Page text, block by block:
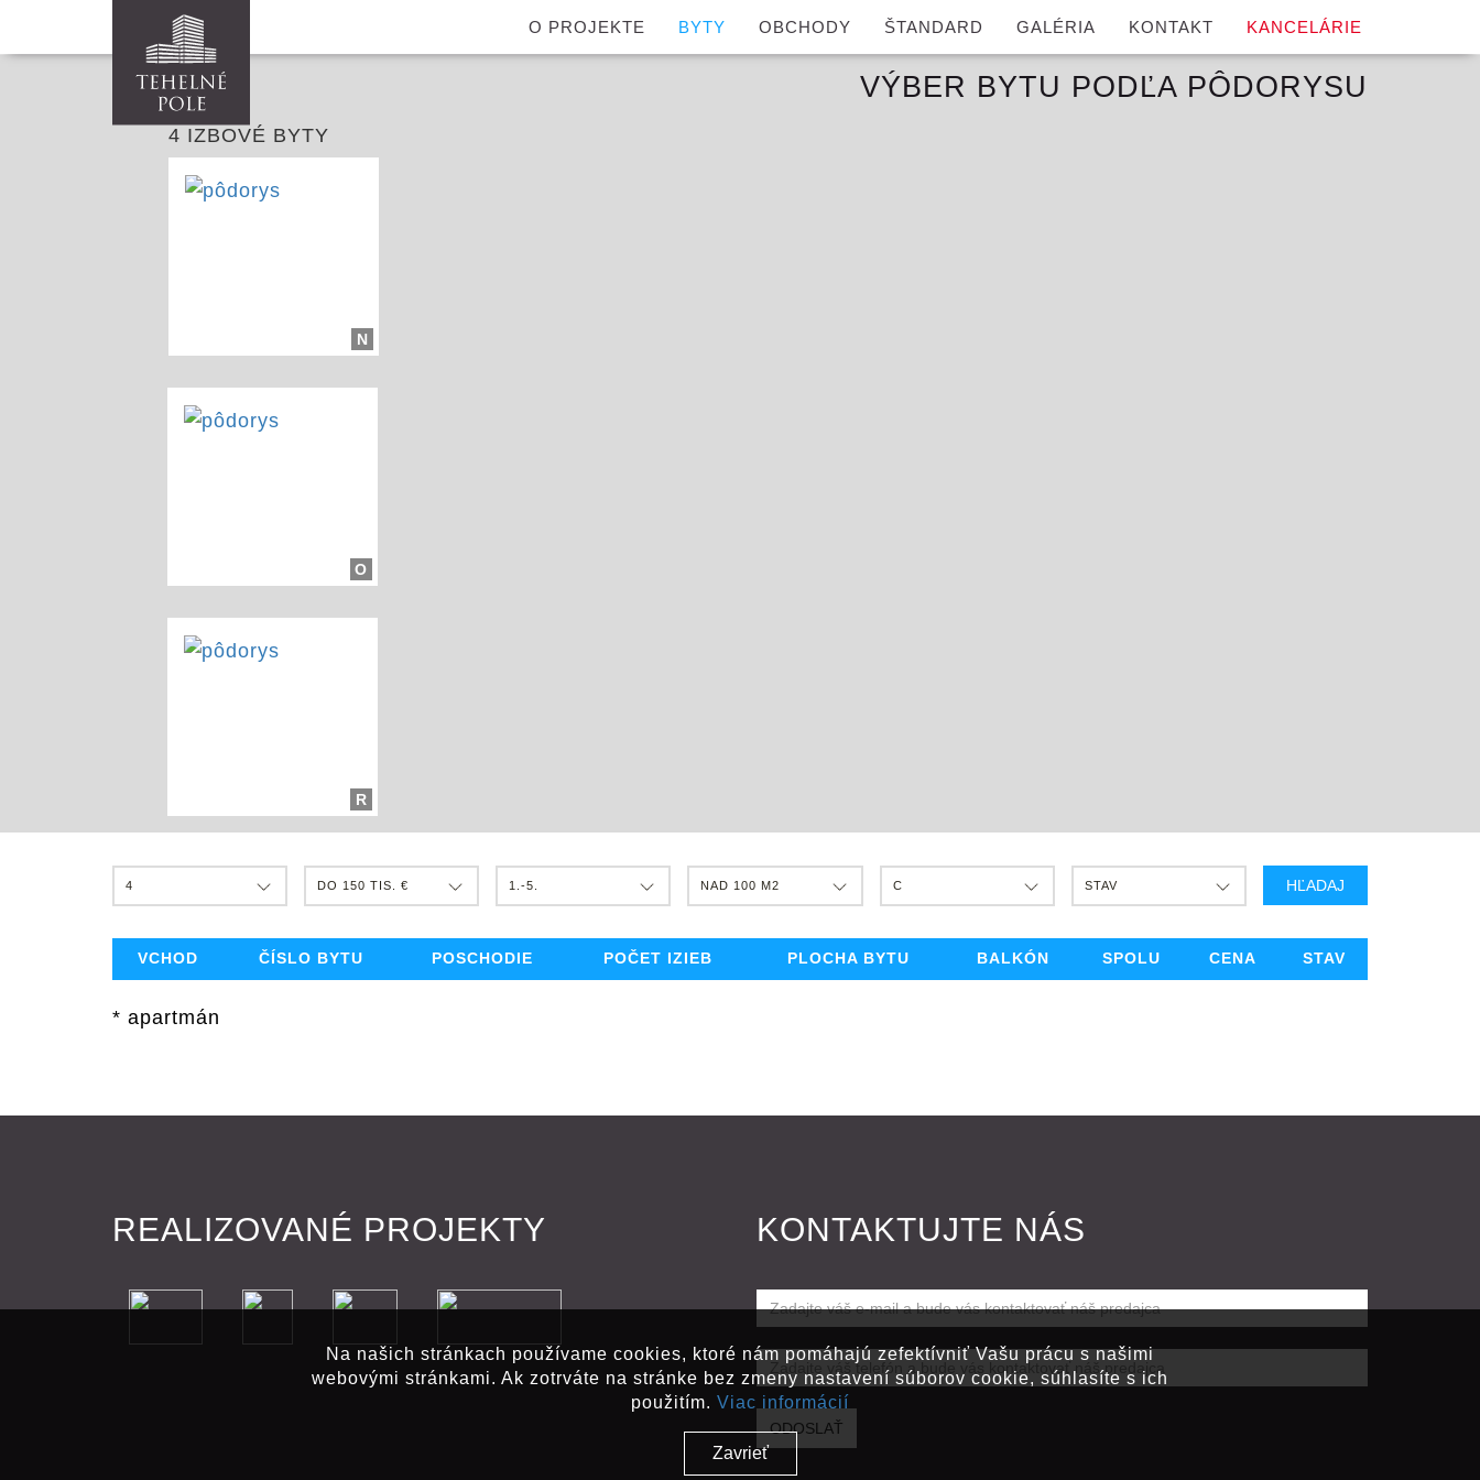
O PROJEKTE BYTY OBCHODY ŠTANDARD GALÉRIA KONTAKT KANCELÁRIE
VÝBER BYTU PODĽA PÔDORYSU
4 IZBOVÉ BYTY
N
O
R
4 DO 150 TIS. € 1.-5. NAD 100 M2 C STAV HĽADAJ
VCHOD ČÍSLO BYTU POSCHODIE POČET IZIEB PLOCHA BYTU BALKÓN SPOLU CENA STAV
* apartmán
REALIZOVANÉ PROJEKTY KONTAKTUJTE NÁS
Zadajte
e-
mail
a
bude
Zadajte
váš
telefón
a
ODOSLAŤ
Na našich stránkach používame cookies, ktoré nám pomáhajú zefektívniť Vašu prácu s našimi
webovými stránkami. Ak zotrváte na stránke bez zmeny nastavení súborov cookie, súhlasíte s ich
použitím. Viac informácií
Zavrieť